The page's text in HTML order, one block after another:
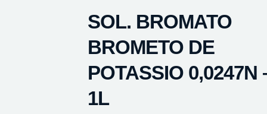
SOL. BROMATO
BROMETO DE
POTASSIO 0,0247N
1L